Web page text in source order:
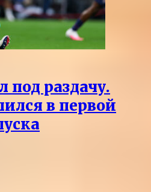
под раздачу.
в первой